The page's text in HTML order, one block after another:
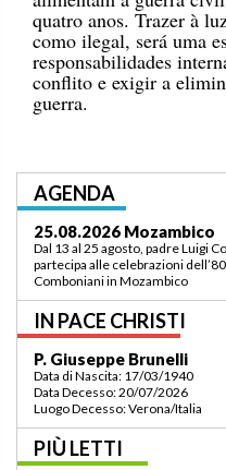
quatro anos. Trazer à
como ilegal, será uma
responsabilidades
conflito e exigir a
guerra.
AGENDA
03.09.2026 Lomé/Togo
Padre Luigi Codianni e padre
settembre all’incontro della
della regione a Lomé/Togo
IN PACE CHRISTI
P. Bruno Bordonali
Data di Nascita: 01/07/1942
Data Decesso: 13/07/2026
Luogo Decesso: Verona /Italia
PIÙ LETTI